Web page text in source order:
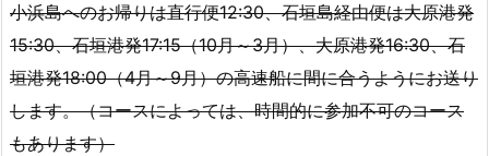
小浜島へのお帰りは直行便12:30、石垣島経由便は大原港発
15:30、石垣港発17:15（10月～3月）、大原港発16:30、石
垣港発18:00（4月～9月）の高速船に間に合うようにお送り
します。（コースによっては、時間的に参加不可のコース
もあります）